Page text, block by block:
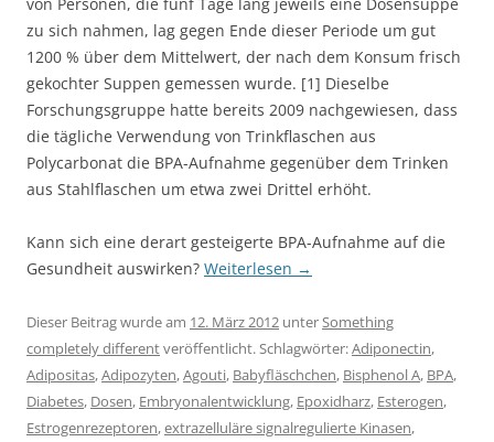
zu sich nahmen, lag gegen Ende dieser Periode um gut
1200 % über dem Mittelwert, der nach dem Konsum frisch
gekochter Suppen gemessen wurde. [1] Dieselbe
Forschungsgruppe hatte bereits 2009 nachgewiesen, dass
die tägliche Verwendung von Trinkflaschen aus
Polycarbonat die BPA-Aufnahme gegenüber dem Trinken
aus Stahlflaschen um etwa zwei Drittel erhöht.
Kann sich eine derart gesteigerte BPA-Aufnahme auf die
Gesundheit auswirken? Weiterlesen →
Dieser Beitrag wurde am 12. März 2012 unterSomething
completely differentveröffentlicht. Schlagwörter:Adiponectin,
Adipositas,Adipozyten,Agouti, Babyfläschchen, Bisphenol A, BPA,
Diabetes, Dosen, Embryonalentwicklung, Epoxidharz, Esterogen,
Estrogenrezeptoren,extrazelluläre signalregulierte Kinasen,